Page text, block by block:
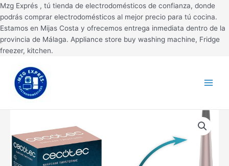
Mzg Exprés , tú tienda de electrodomésticos de confianza, donde
podrás comprar electrodomésticos al mejor precio para tú cocina.
Estamos en Mijas Costa y ofrecemos entrega inmediata dentro de la
provincia de Málaga. Appliance store buy washing machine, Fridge
freezer, kitchen.
Ir
al
contenido
Menu
PELO
CECOTEC
SURFCARE